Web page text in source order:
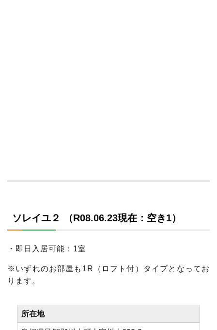
ソレイユ２ （R08.06.23現在：空き1）
・即日入居可能：1室
※いずれのお部屋も1R（ロフト付）タイプとなってお
ります。
所在地